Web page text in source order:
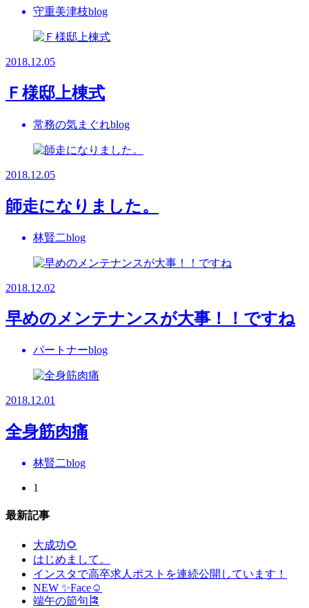
守重美津枝blog
2018.12.05
Ｆ様邸上棟式
常務の気まぐれblog
2018.12.05
師走になりました。
林賢二blog
2018.12.02
早めのメンテナンスが大事！！ですね
パートナーblog
2018.12.01
全身筋肉痛
林賢二blog
1
最新記事
大成功🌻
はじめまして。
インスタで高卒求人ポストを連続公開しています！
NEW ✨Face☺
端午の節句🎏